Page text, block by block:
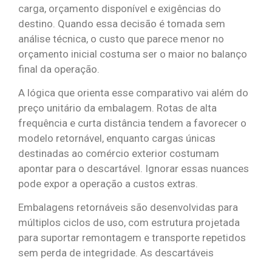
carga, orçamento disponível e exigências do
destino. Quando essa decisão é tomada sem
análise técnica, o custo que parece menor no
orçamento inicial costuma ser o maior no balanço
final da operação.
A lógica que orienta esse comparativo vai além do
preço unitário da embalagem. Rotas de alta
frequência e curta distância tendem a favorecer o
modelo retornável, enquanto cargas únicas
destinadas ao comércio exterior costumam
apontar para o descartável. Ignorar essas nuances
pode expor a operação a custos extras.
Embalagens retornáveis são desenvolvidas para
múltiplos ciclos de uso, com estrutura projetada
para suportar remontagem e transporte repetidos
sem perda de integridade. As descartáveis